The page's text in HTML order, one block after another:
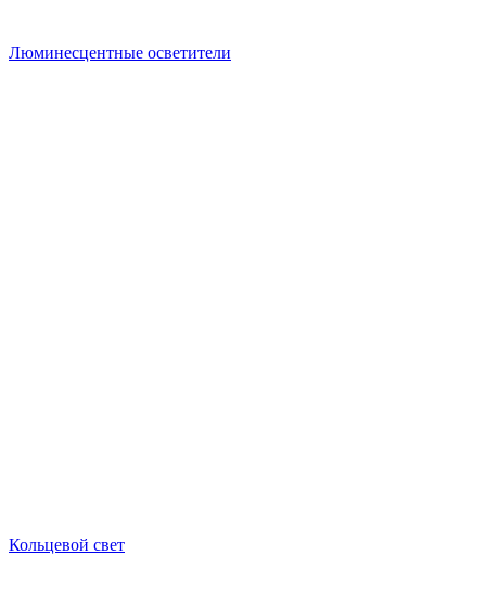
Люминесцентные осветители
Кольцевой свет